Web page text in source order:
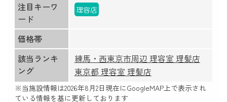
注目キーワ
ード
理容店
価格帯
該当ランキ
ング
練馬・西東京市周辺 理容室 理髪店
東京都 理容室 理髪店
※当施設情報は2026年8月2日現在にGoogleMAP上で表示され
ている情報を基に更新しております